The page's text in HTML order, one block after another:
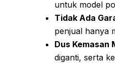
untuk model
Tidak Ada
penjual hanya
Dus Kemasan
diganti, serta